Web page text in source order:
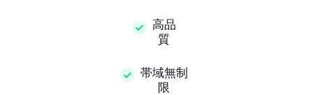
高品
質
帯域無制
限